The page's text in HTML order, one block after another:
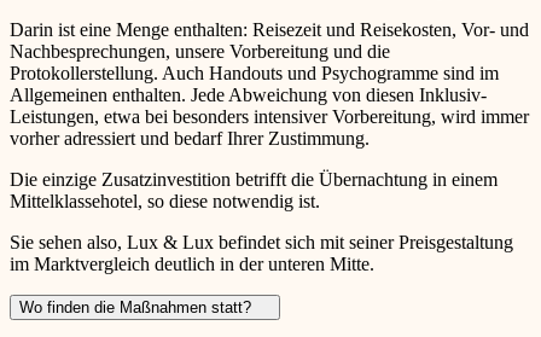
Darin ist eine Menge enthalten: Reisezeit und Reisekosten, Vor- und
Nachbesprechungen, unsere Vorbereitung und die
Protokollerstellung. Auch Handouts und Psychogramme sind im
Allgemeinen enthalten. Jede Abweichung von diesen Inklusiv-
Leistungen, etwa bei besonders intensiver Vorbereitung, wird immer
vorher adressiert und bedarf Ihrer Zustimmung.
Die einzige Zusatzinvestition betrifft die Übernachtung in einem
Mittelklassehotel, so diese notwendig ist.
Sie sehen also, Lux & Lux befindet sich mit seiner Preisgestaltung
im Marktvergleich deutlich in der unteren Mitte.
Wo finden die Maßnahmen statt?